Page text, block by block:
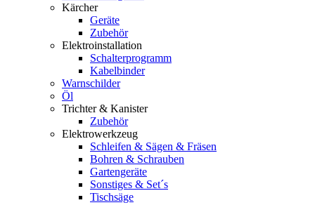
Kärcher
Geräte
Zubehör
Elektroinstallation
Schalterprogramm
Kabelbinder
Warnschilder
Öl
Trichter & Kanister
Zubehör
Elektrowerkzeug
Schleifen & Sägen & Fräsen
Bohren & Schrauben
Gartengeräte
Sonstiges & Set´s
Tischsäge